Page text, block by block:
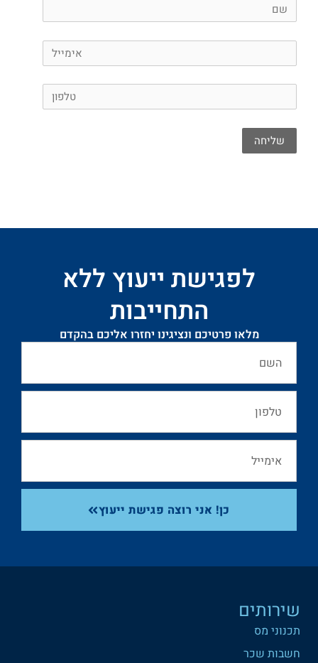
לפגישת ייעוץ ללא
התחייבות
מלאו פרטיכם ונציגינו יחזרו אליכם בהקדם
כן! אני רוצה פגישת ייעוץ
שירותים
תכנוני מס
חשבות שכר